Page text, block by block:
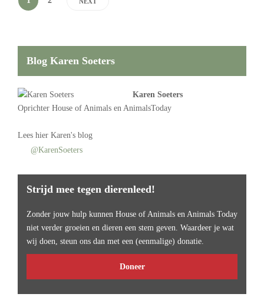
Blog Karen Soeters
Karen Soeters
Oprichter House of Animals en AnimalsToday
Lees hier Karen's blog
@KarenSoeters
Strijd mee tegen dierenleed!
Zonder jouw hulp kunnen House of Animals en Animals Today
niet verder groeien en dieren een stem geven. Waardeer je wat
wij doen, steun ons dan met een (eenmalige) donatie.
Doneer